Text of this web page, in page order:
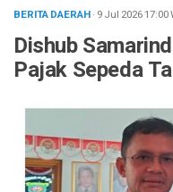
BERITA DAERAH· 9 Jul 202617:00
Dishub
Pajak Sepeda